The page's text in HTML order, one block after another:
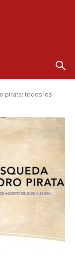
pirata: todos los